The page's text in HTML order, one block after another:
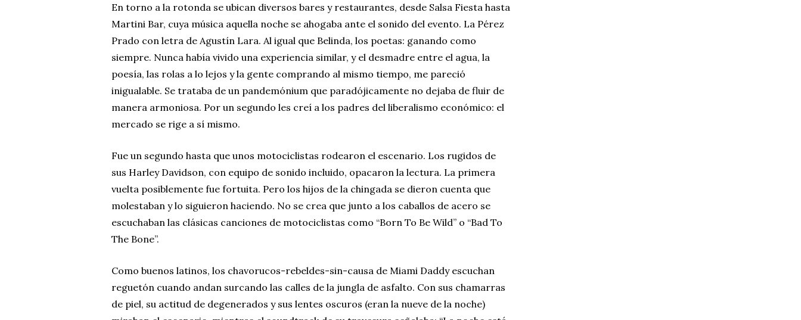
En torno a la rotonda se ubican diversos bares y restaurantes, desde Salsa Fiesta hasta
Martini Bar, cuya música aquella noche se ahogaba ante el sonido del evento. La Pérez
Prado con letra de Agustín Lara. Al igual que Belinda, los poetas: ganando como
siempre. Nunca había vivido una experiencia similar, y el desmadre entre el agua, la
poesía, las rolas a lo lejos y la gente comprando al mismo tiempo, me pareció
inigualable. Se trataba de un pandemónium que paradójicamente no dejaba de fluir de
manera armoniosa. Por un segundo les creí a los padres del liberalismo económico: el
mercado se rige a sí mismo.
Fue un segundo hasta que unos motociclistas rodearon el escenario. Los rugidos de
sus Harley Davidson, con equipo de sonido incluido, opacaron la lectura. La primera
vuelta posiblemente fue fortuita. Pero los hijos de la chingada se dieron cuenta que
molestaban y lo siguieron haciendo. No se crea que junto a los caballos de acero se
escuchaban las clásicas canciones de motociclistas como “Born To Be Wild” o “Bad To
The Bone”.
Como buenos latinos, los chavorucos-rebeldes-sin-causa de Miami Daddy escuchan
reguetón cuando andan surcando las calles de la jungla de asfalto. Con sus chamarras
de piel, su actitud de degenerados y sus lentes oscuros (eran la nueve de la noche)